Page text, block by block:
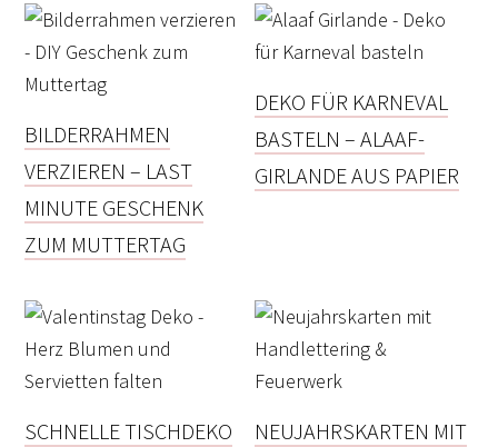
BILDERRAHMEN
VERZIEREN – LAST
MINUTE GESCHENK
ZUM MUTTERTAG
DEKO FÜR KARNEVAL
BASTELN – ALAAF-
GIRLANDE AUS PAPIER
SCHNELLE TISCHDEKO
NEUJAHRSKARTEN MIT